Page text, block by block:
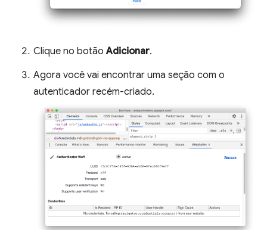
Clique no botãoAdicionar.
Agora você vai encontrar uma seção com o
autenticador recém-criado.